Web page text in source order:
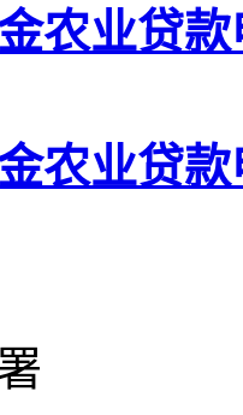
农业贷
农业贷